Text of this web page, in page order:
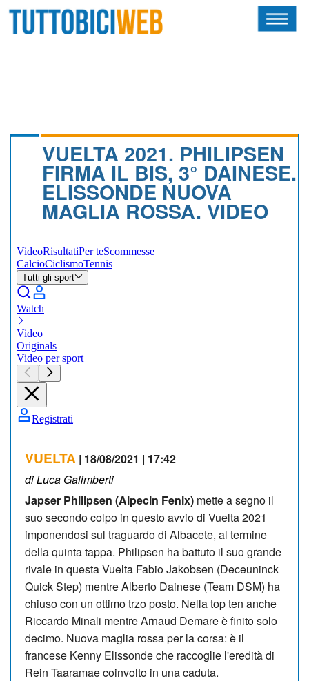
CALENDARIO
NEWSLETTER
VUELTA 2021. PHILIPSEN
FIRMA IL BIS, 3° DAINESE.
ELISSONDE NUOVA
MAGLIA ROSSA. VIDEO
VUELTA | 18/08/2021 | 17:42
di Luca Galimberti
Japser Philipsen (Alpecin Fenix) mette a segno il
suo secondo colpo in questo avvio di Vuelta 2021
imponendosi sul traguardo di Albacete, al termine
della quinta tappa. Philipsen ha battuto il suo grande
rivale in questa Vuelta Fabio Jakobsen (Deceuninck
Quick Step) mentre Alberto Dainese (Team DSM) ha
chiuso con un ottimo trzo posto. Nella top ten anche
Riccardo Minali mentre Arnaud Demare è finito solo
decimo. Nuova maglia rossa per la corsa: è il
francese Kenny Elissonde che raccoglie l'eredità di
Rein Taaramae coinvolto in una caduta.